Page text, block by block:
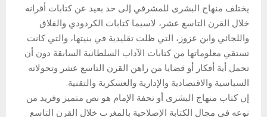
يختلف منهاج البشرى للمشرفي إلى حد بعيد عن كتابات أقرانه
خلال القرن التاسع عشر، لاسيما كتابات الكردودي والفلاق
واللجائي وابن عزوز، التي ظلت تقليدية في بنيتها، والتي كانت
تستقي معلوماتها من كتابات الآداب السلطانية السابقة دون أن
تحمل أية أفكار أو قضايا من راهن القرن التاسع عشر وتحولاته
السياسية والاقتصادية والإدارية والعسكرية والتقنية.
إن كتاب منهاج البشرى أو تحفة الإمام هو نص متميز وفريد من
نوعه في مجال الكتابة الإصلاحية بالمغرب خلال القرن التاسع